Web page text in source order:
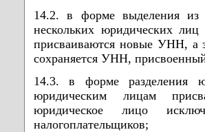
14.2. в форме выделения из
нескольких юридических
присваиваются новые УНН, а
сохраняется УНН,
14.3. в форме разделения
юридическим лицам
юридическое лицо
налогоплательщиков;